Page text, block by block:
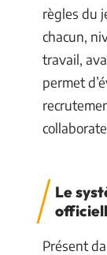
règles du
chacun,
travail,
permet
Le
Présent